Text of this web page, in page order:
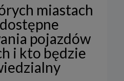
miastach
pojazdów
i kto będzie